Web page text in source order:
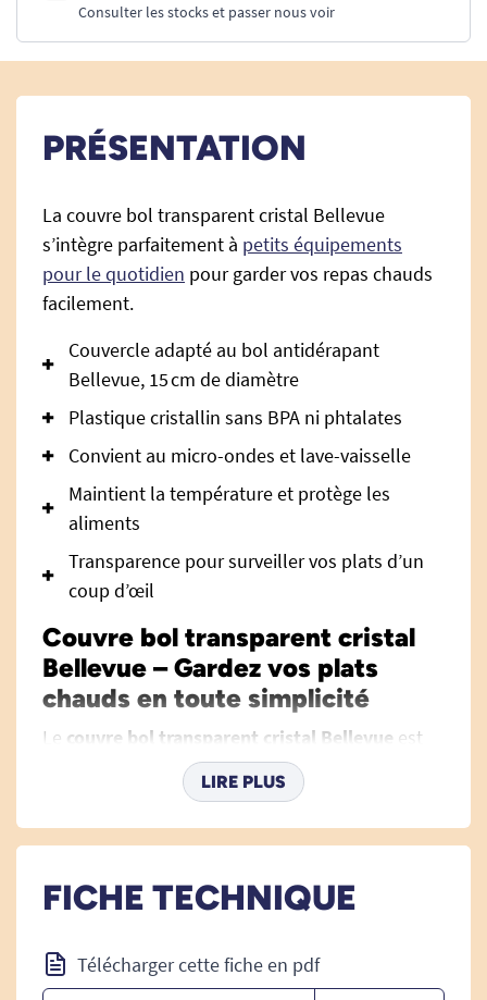
Consulter les stocks et passer nous voir
PRÉSENTATION
La couvre bol transparent cristal Bellevue
s’intègre parfaitement à petits équipements
pour le quotidien pour garder vos repas chauds
facilement.
Couvercle adapté au bol antidérapant
Bellevue, 15 cm de diamètre
Plastique cristallin sans BPA ni phtalates
Convient au micro-ondes et lave-vaisselle
Maintient la température et protège les
aliments
Transparence pour surveiller vos plats d’un
coup d’œil
Couvre bol transparent cristal
Bellevue – Gardez vos plats
chauds en toute simplicité
Le couvre bol transparent cristal Bellevue est
l’accessoire idéal pour préserver la chaleur et la
saveur de vos repas, tout en veillant à la sécurité
et à la praticité au quotidien. Conçu
avec anses en porcelaine extra dure, il répond
parfaitement aux besoins des personnes âgées,
souhaitant profiter d’un repas chaud, sans
LIRE PLUS
FICHE TECHNIQUE
Télécharger cette fiche en pdf